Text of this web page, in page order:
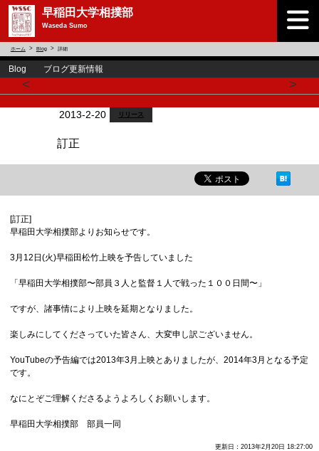
早稲田大学相撲部
Waseda Sumo
ホーム Blog 詳細
Blog ブログ更新情報
< >
2013-2-20 リリース
訂正
[訂正]
早稲田大学相撲部よりお知らせです。
3月12日(火)早稲田松竹上映を予告していました
「早稲田大学相撲部〜部員３人と監督１人で戦った１００日間〜」
ですが、諸事情により上映を延期となりました。
楽しみにしてくださっていた皆さん、大変申し訳ございません。
YouTubeの予告編では2013年3月上映とありましたが、2014年3月となる予定
です。
なにとぞご理解くださるようよろしくお願いします。
早稲田大学相撲部 部員一同
更新日：2013年2月20日 18:27:00